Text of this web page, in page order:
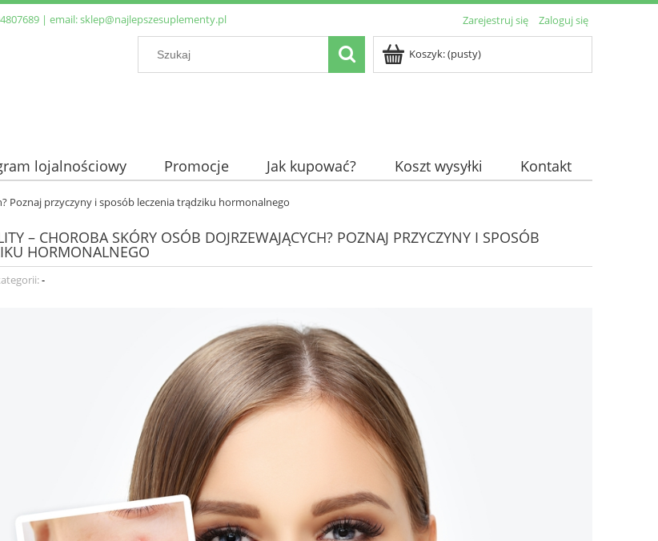
| email:sklep@najlepszesuplementy.pl Zarejestruj się Zaloguj się
Koszyk:(pusty)
lojalnościowy Promocje Jak kupować? Koszt wysyłki Kontakt
Poznaj przyczyny i sposób leczenia trądziku hormonalnego
– CHOROBA SKÓRY OSÓB DOJRZEWAJĄCYCH? POZNAJ PRZYCZYNY I SPOSÓB
HORMONALNEGO
-